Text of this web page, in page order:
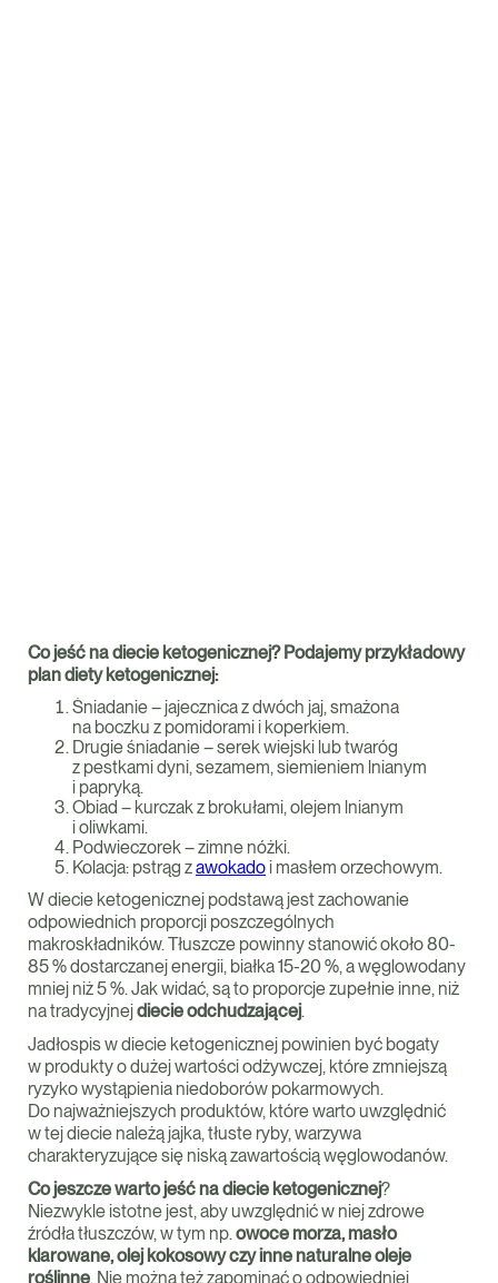
Co jeść na diecie ketogenicznej? Podajemy przykładowy
plan diety ketogenicznej:
Śniadanie – jajecznica z dwóch jaj, smażona
na boczku z pomidorami i koperkiem.
Drugie śniadanie – serek wiejski lub twaróg
z pestkami dyni, sezamem, siemieniem lnianym
i papryką.
Obiad – kurczak z brokułami, olejem lnianym
i oliwkami.
Podwieczorek – zimne nóżki.
Kolacja: pstrąg zawokadoi masłem orzechowym.
W diecie ketogenicznej podstawą jest zachowanie
odpowiednich proporcji poszczególnych
makroskładników. Tłuszcze powinny stanowić około 80-
85 % dostarczanej energii, białka 15-20 %, a węglowodany
mniej niż 5 %. Jak widać, są to proporcje zupełnie inne, niż
na tradycyjnejdiecie odchudzającej.
Jadłospis w diecie ketogenicznej powinien być bogaty
w produkty o dużej wartości odżywczej, które zmniejszą
ryzyko wystąpienia niedoborów pokarmowych.
Do najważniejszych produktów, które warto uwzględnić
w tej diecie należą jajka, tłuste ryby, warzywa
charakteryzujące się niską zawartością węglowodanów.
Co jeszcze warto jeść na diecie ketogenicznej?
Niezwykle istotne jest, aby uwzględnić w niej zdrowe
źródła tłuszczów, w tym np.owoce morza, masło
klarowane, olej kokosowy czy inne naturalne oleje
roślinne. Nie można też zapominać o odpowiedniej